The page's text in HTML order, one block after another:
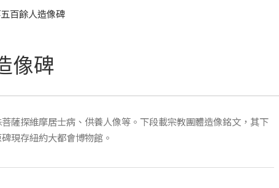
百餘人造像碑
像碑
薩探維摩居士病、供養人像等。下段載宗教團體造像銘文，其下
現存紐約大都會博物館。